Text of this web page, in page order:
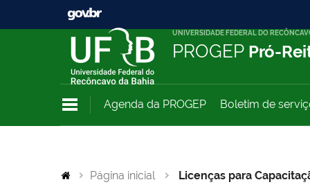
UNIVERSIDADE FEDERAL DO
PROGEP Pró-
Agenda da PROGEP Boletim de
Página inicial Licenças para